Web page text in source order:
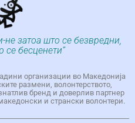
не затоа што се безвредни,
се бесценети“
организации во Македонија
размени, волонтерството,
бренд и доверлив партнер
и странски волонтери.